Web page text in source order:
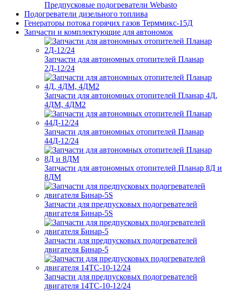
Предпусковые подогреватели Webasto
Подогреватели дизельного топлива
Генераторы потока горячих газов Терммикс-15Д
Запчасти и комплектующие для автономок
Запчасти для автономных отопителей Планар
2Д-12/24
Запчасти для автономных отопителей Планар 4Д,
4ДМ, 4ДМ2
Запчасти для автономных отопителей Планар
44Д-12/24
Запчасти для автономных отопителей Планар 8Д и
8ДМ
Запчасти для предпусковых подогревателей
двигателя Бинар-5S
Запчасти для предпусковых подогревателей
двигателя Бинар-5
Запчасти для предпусковых подогревателей
двигателя 14ТС-10-12/24